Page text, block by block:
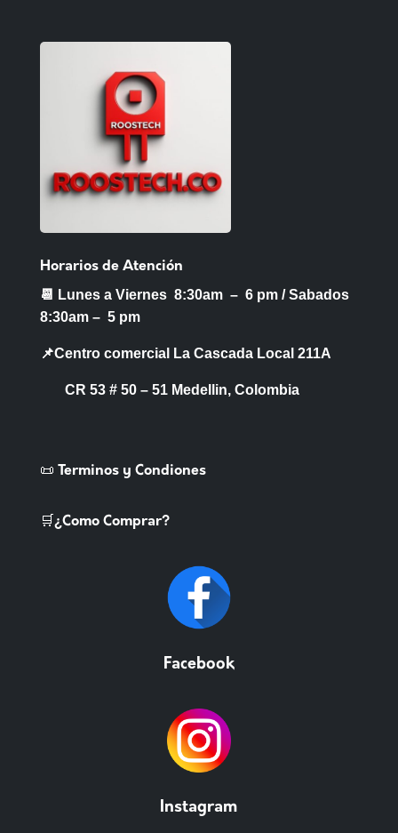
Horarios de Atención
📆 Lunes a Viernes 8:30am – 6 pm /Sabados
8:30am – 5 pm
📌Centro comercial La Cascada Local 211A
CR 53 # 50 – 51 Medellin, Colombia
📜 Terminos y Condiones
🛒¿Como Comprar?
Facebook
Instagram